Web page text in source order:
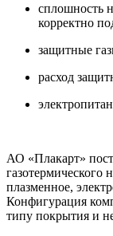
сплошность
корректно
защитные
расход
АО «Плакарт»
газотермического
плазменное,
Конфигурация
типу покрытия и